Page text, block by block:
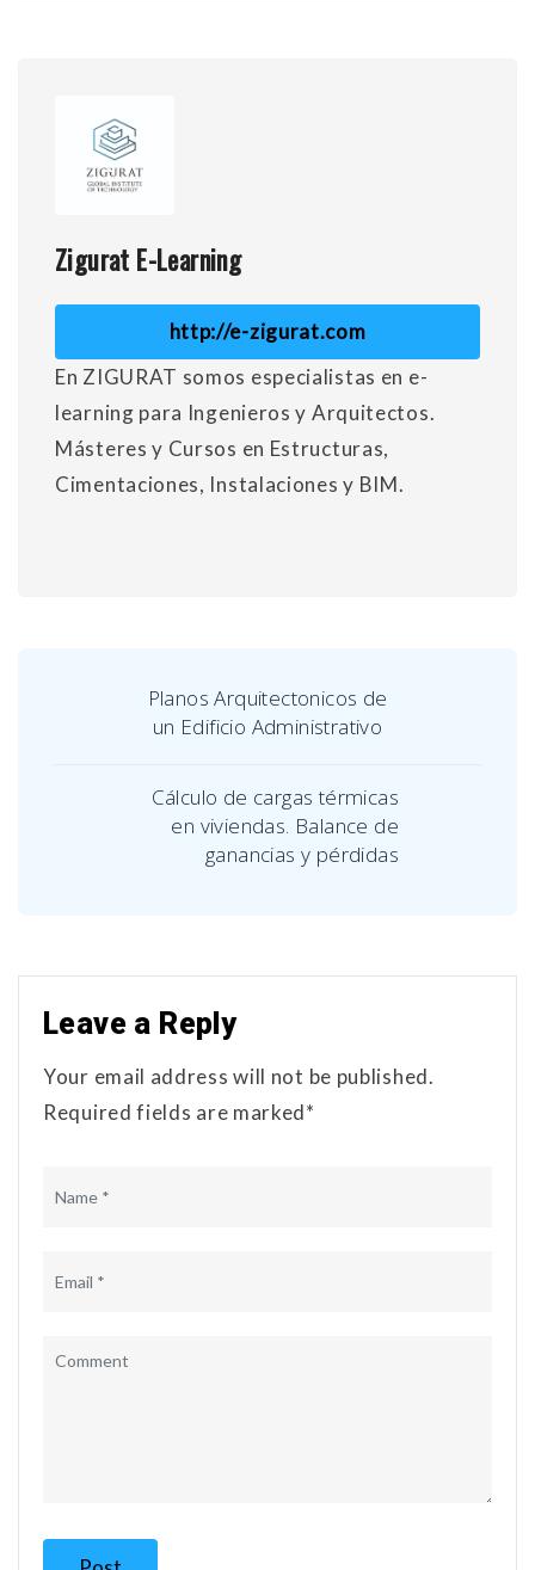
Zigurat E-Learning
http://e-zigurat.com
En ZIGURAT somos especialistas en e-
learning para Ingenieros y Arquitectos.
Másteres y Cursos en Estructuras,
Cimentaciones, Instalaciones y BIM.
Planos Arquitectonicos de
un Edificio Administrativo
Cálculo de cargas térmicas
en viviendas. Balance de
ganancias y pérdidas
Leave a Reply
Your email address will not be published.
Required fields are marked*